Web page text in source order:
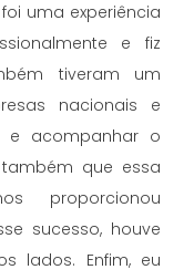
foi uma experiência
e fiz
tiveram um
nacionais e
e acompanhar o
que essa
proporcionou
sucesso, houve
lados. Enfim, eu